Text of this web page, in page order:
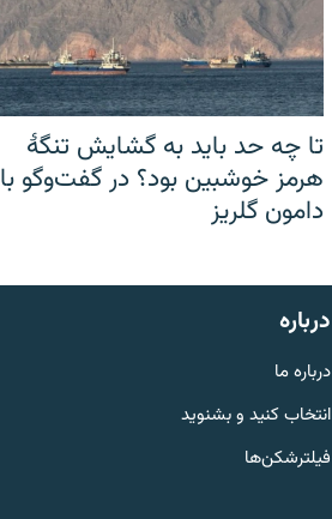
تا چه حد باید به گشایش تنگهٔ
هرمز خوشبین بود؟ در گفت‌وگو با
دامون گلریز
درباره
درباره ما
انتخاب کنید و بشنوید
فیلترشکن‌ها